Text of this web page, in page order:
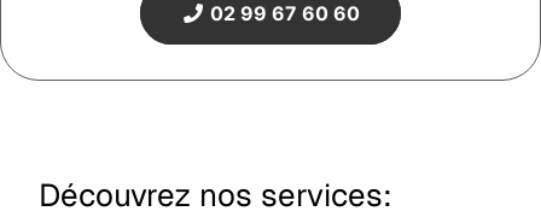
02 99 67 60 60
Découvrez nos services: